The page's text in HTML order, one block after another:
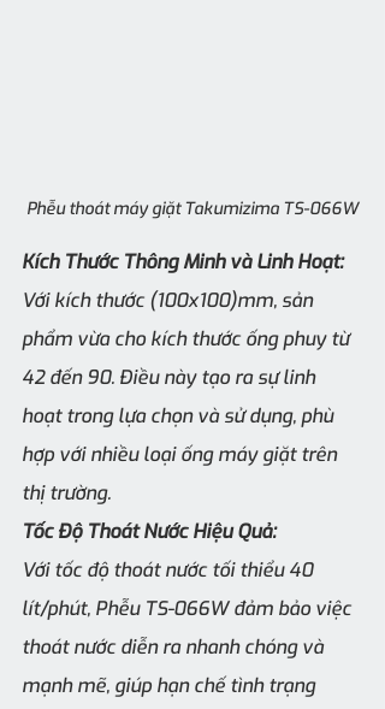
Phễu thoát máy giặt Takumizima TS-066W
Kích Thước Thông Minh và Linh Hoạt:
Với kích thước (100x100)mm, sản
phẩm vừa cho kích thước ống phuy từ
42 đến 90. Điều này tạo ra sự linh
hoạt trong lựa chọn và sử dụng, phù
hợp với nhiều loại ống máy giặt trên
thị trường.
Tốc Độ Thoát Nước Hiệu Quả:
Với tốc độ thoát nước tối thiểu 40
lít/phút, Phễu TS-066W đảm bảo việc
thoát nước diễn ra nhanh chóng và
mạnh mẽ, giúp hạn chế tình trạng